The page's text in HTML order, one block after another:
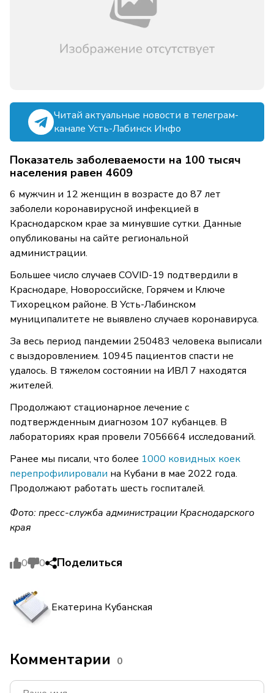
Читай актуальные новости в телеграм-
канале Усть-Лабинск Инфо
Показатель заболеваемости на 100 тысяч
населения равен 4609
6 мужчин и 12 женщин в возрасте до 87 лет
заболели коронавирусной инфекцией в
Краснодарском крае за минувшие сутки. Данные
опубликованы на сайте региональной
администрации.
Большее число случаев COVID-19 подтвердили в
Краснодаре, Новороссийске, Горячем и Ключе
Тихорецком районе. В Усть-Лабинском
муниципалитете не выявлено случаев коронавируса.
За весь период пандемии 250483 человека выписали
с выздоровлением. 10945 пациентов спасти не
удалось. В тяжелом состоянии на ИВЛ 7 находятся
жителей.
Продолжают стационарное лечение с
подтвержденным диагнозом 107 кубанцев. В
лабораториях края провели 7056664 исследований.
Ранее мы писали, что более 1000 ковидных коек
перепрофилировали на Кубани в мае 2022 года.
Продолжают работать шесть госпиталей.
Фото: пресс-служба администрации Краснодарского
края
0 0 Поделиться
Екатерина Кубанская
Комментарии 0